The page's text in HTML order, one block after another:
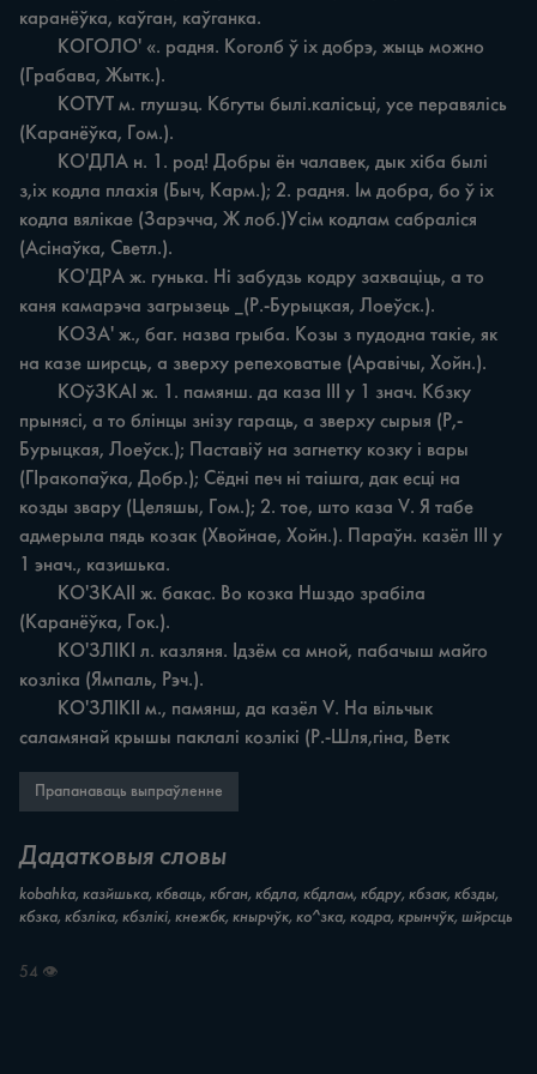
каранёўка, каўган, каўганка.
(Грабава, Жытк.).
(Каранёўка, Гом.).
з,ix кодла плахія (Быч, Карм.); 2. радня. Ім добра, бо ў іх
кодла вялікае (Зарэчча, Ж лоб.)Усім кодлам сабраліся
(Асінаўка, Светл.).
каня камарэча загрызець _(Р.-Бурыцкая, Лоеўск.).
на казе ширсць, a зверху репеховатые (Аравічы, Хойн.).
прынясі, а то блінцы знізу гараць, а зверху сырыя (Р,-
Бурыцкая, Лоеўск.); Паставіў на загнетку козку i вары
(ГІракопаўка, Добр.); Сёдні печ ні таішга, дак есці на
козды звару (Целяшы, Гом.); 2. тое, што каза V. Я табе
адмерыла пядь козак (Хвойнае, Хойн.). Параўн. казёл III у
1 энач., казишька.
(Kapaнёўка, Гок.).
козліка (Ямпаль, Рэч.).
саламянай крышы паклалі козлікі (Р.-Шля,гіна, Ветк
Прапанаваць выпраўленне
Дадатковыя словы
kobahka, казйшька, кбваць, кбган, кбдла, кбдлам, кбдру, кбзак, кбзды,
кбзка, кбзліка, кбзлікі, кнежбк, кнырчўк, ко^зка, кодра, крынчўк, шйрсць
54 👁